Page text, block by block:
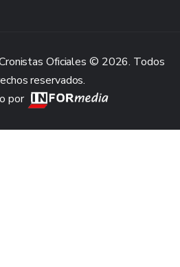
Oficiales © 2026. Todos
reservados.
por